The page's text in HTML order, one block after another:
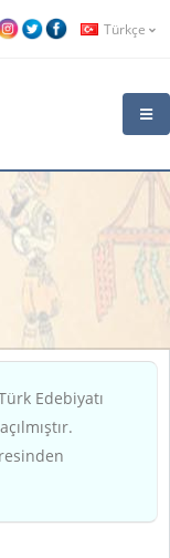
Türkçe
Edebiyatı